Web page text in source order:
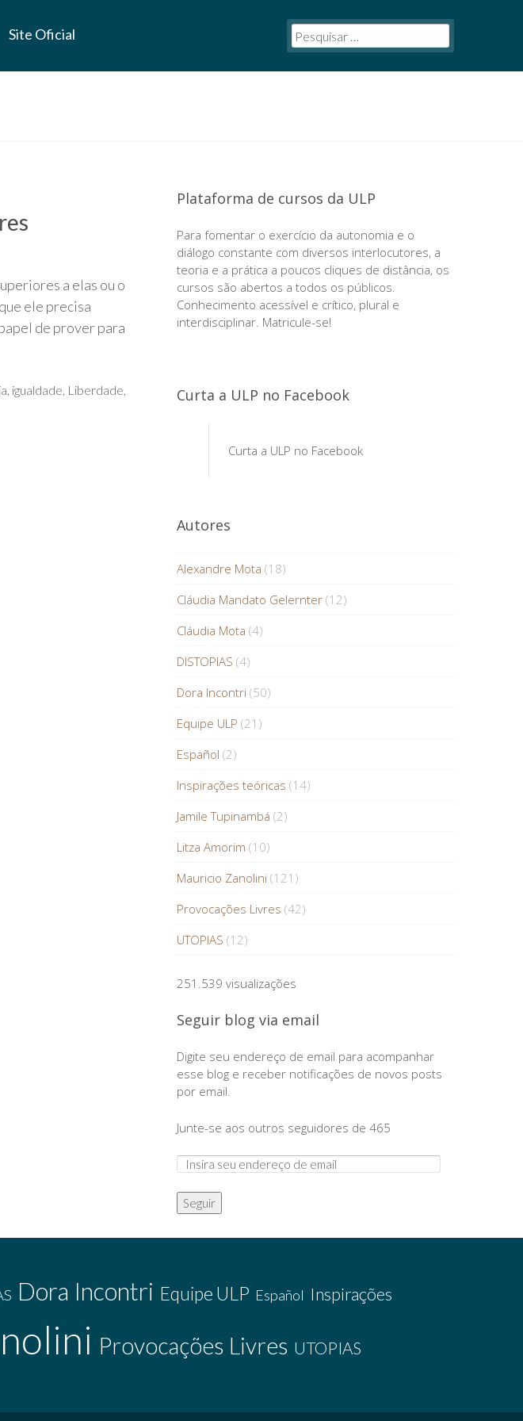
Site Oficial
a elas ou o
ele precisa
de prover para
, igualdade, Liberdade,
Plataforma de cursos da ULP
Para fomentar o exercício da autonomia e o
diálogo constante com diversos interlocutores, a
teoria e a prática a poucos cliques de distância, os
cursos são abertos a todos os públicos.
Conhecimento acessível e crítico, plural e
interdisciplinar. Matricule-se!
Curta a ULP no Facebook
Curta a ULP no Facebook
Autores
Alexandre Mota (18)
Cláudia Mandato Gelernter (12)
Cláudia Mota (4)
DISTOPIAS (4)
Dora Incontri (50)
Equipe ULP (21)
Español (2)
Inspirações teóricas (14)
Jamile Tupinambá (2)
Litza Amorim (10)
Mauricio Zanolini (121)
Provocações Livres (42)
UTOPIAS (12)
251.539 visualizações
Seguir blog via email
Digite seu endereço de email para acompanhar
esse blog e receber notificações de novos posts
por email.
Junte-se aos outros seguidores de 465
Seguir
Dora Incontri Equipe ULP Español Inspirações
Provocações Livres UTOPIAS